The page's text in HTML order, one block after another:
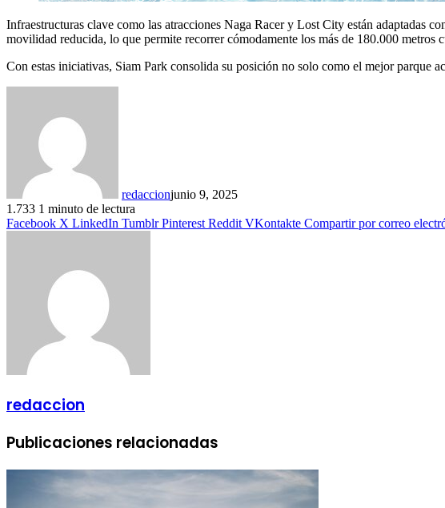
Infraestructuras clave como las atracciones Naga Racer y Lost City están adaptadas
movilidad reducida, lo que permite recorrer cómodamente los más de 180.000 metros
Con estas iniciativas, Siam Park consolida su posición no solo como el mejor parque
redaccionjunio 9, 2025
1.733 1 minuto de lectura
Facebook X LinkedIn Tumblr Pinterest Reddit VKontakte Compartir por correo
redaccion
Publicaciones relacionadas